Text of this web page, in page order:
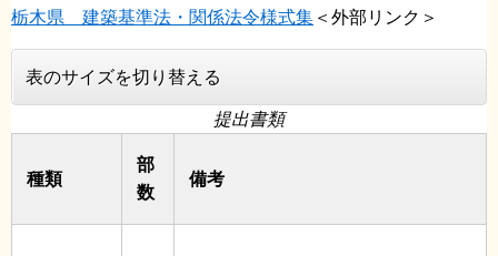
栃木県 建築基準法・関係法令様式集 ＜外部リンク＞
表のサイズを切り替える
提出書類
種類
部
数
備考